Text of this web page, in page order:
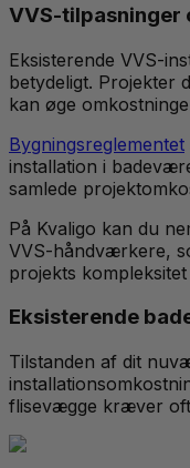
VVS-tilpasninger
Eksisterende VVS-
betydeligt. Projekter
kan øge
Bygningsreglementet
installation i
samlede
På Kvaligo kan du
VVS-håndværkere,
projekts
Eksisterende
Tilstanden af dit
flisevægge kræver